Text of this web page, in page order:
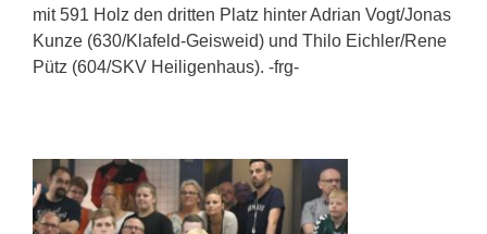
mit 591 Holz den dritten Platz hinter Adrian Vogt/Jonas
Kunze (630/Klafeld-Geisweid) und Thilo Eichler/Rene
Pütz (604/SKV Heiligenhaus). -frg-